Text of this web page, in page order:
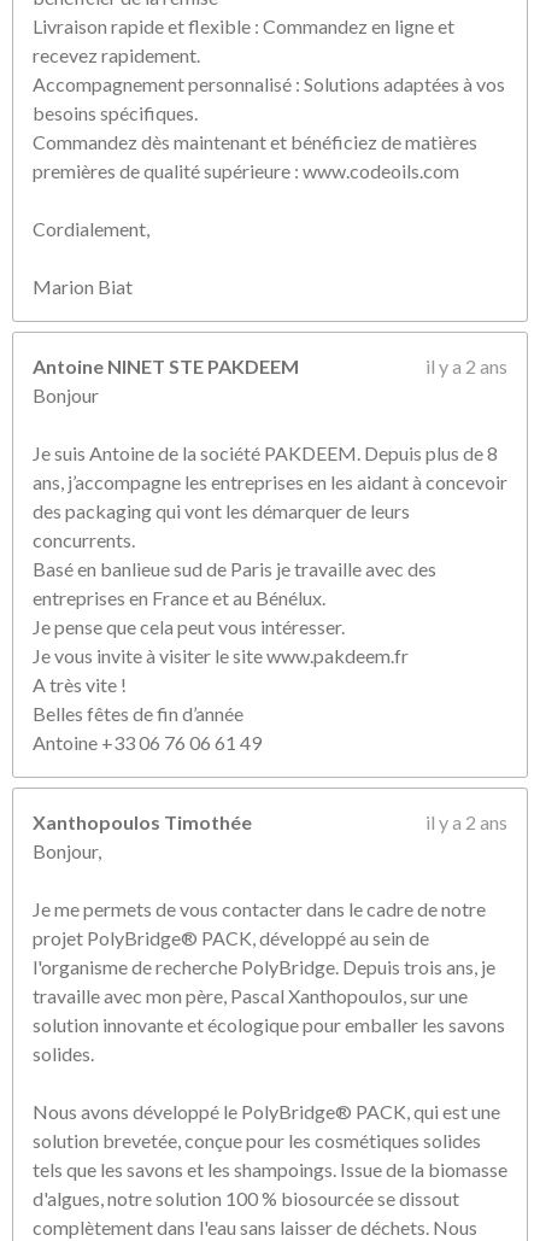
Livraison rapide et flexible : Commandez en ligne et
recevez rapidement.
Accompagnement personnalisé : Solutions adaptées à vos
besoins spécifiques.
Commandez dès maintenant et bénéficiez de matières
premières de qualité supérieure : www.codeoils.com
Cordialement,
Marion Biat
Antoine NINET STE PAKDEEM
il y a 2 ans
Bonjour
Je suis Antoine de la société PAKDEEM. Depuis plus de 8
ans, j’accompagne les entreprises en les aidant à concevoir
des packaging qui vont les démarquer de leurs
concurrents.
Basé en banlieue sud de Paris je travaille avec des
entreprises en France et au Bénélux.
Je pense que cela peut vous intéresser.
Je vous invite à visiter le site www.pakdeem.fr
A très vite !
Belles fêtes de fin d’année
Antoine +33 06 76 06 61 49
Xanthopoulos Timothée
il y a 2 ans
Bonjour,
Je me permets de vous contacter dans le cadre de notre
projet PolyBridge® PACK, développé au sein de
l'organisme de recherche PolyBridge. Depuis trois ans, je
travaille avec mon père, Pascal Xanthopoulos, sur une
solution innovante et écologique pour emballer les savons
solides.
Nous avons développé le PolyBridge® PACK, qui est une
solution brevetée, conçue pour les cosmétiques solides
tels que les savons et les shampoings. Issue de la biomasse
d'algues, notre solution 100 % biosourcée se dissout
complètement dans l'eau sans laisser de déchets. Nous